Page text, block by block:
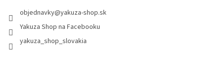
objednavky@yakuza-shop.sk
Yakuza Shop na Facebooku
yakuza_shop_slovakia